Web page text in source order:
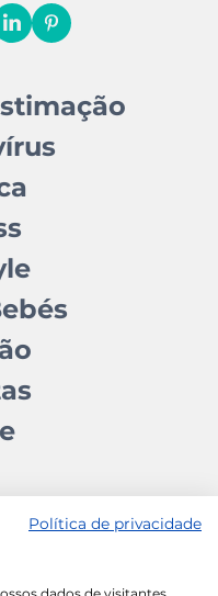
Estatuto Editorial
Política de privacidade